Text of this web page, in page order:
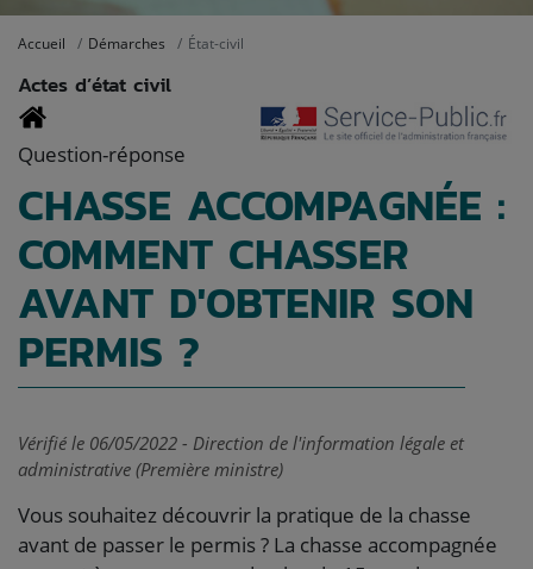
Accueil Démarches État-civil
Actes d’état civil
Question-réponse
CHASSE ACCOMPAGNÉE :
COMMENT CHASSER
AVANT D'OBTENIR SON
PERMIS ?
Vérifié le 06/05/2022 - Direction de l'information légale et
administrative (Première ministre)
Vous souhaitez découvrir la pratique de la chasse
avant de passer le permis ? La chasse accompagnée